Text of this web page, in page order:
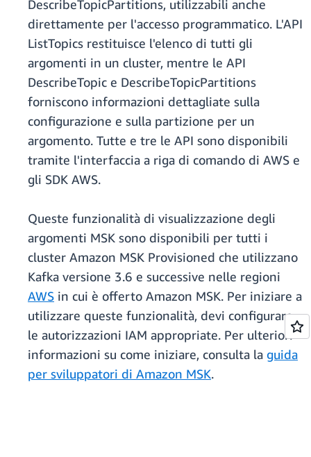
DescribeTopicPartitions, utilizzabili anche
direttamente per l'accesso programmatico. L'API
ListTopics restituisce l'elenco di tutti gli
argomenti in un cluster, mentre le API
DescribeTopic e DescribeTopicPartitions
forniscono informazioni dettagliate sulla
configurazione e sulla partizione per un
argomento. Tutte e tre le API sono disponibili
tramite l'interfaccia a riga di comando di AWS e
gli SDK AWS.
Queste funzionalità di visualizzazione degli
argomenti MSK sono disponibili per tutti i
cluster Amazon MSK Provisioned che utilizzano
Kafka versione 3.6 e successive nelle regioni
AWS in cui è offerto Amazon MSK. Per iniziare a
utilizzare queste funzionalità, devi configurare
le autorizzazioni IAM appropriate. Per ulteriori
informazioni su come iniziare, consulta la guida
per sviluppatori di Amazon MSK.